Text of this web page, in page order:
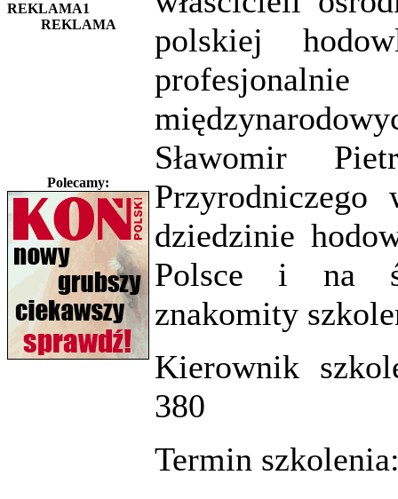
REKLAMA1
REKLAMA
Polecamy:
polskiej
Sławomir
dziedzinie
Polsce i na
znakomity
Kierownik
380
Termin